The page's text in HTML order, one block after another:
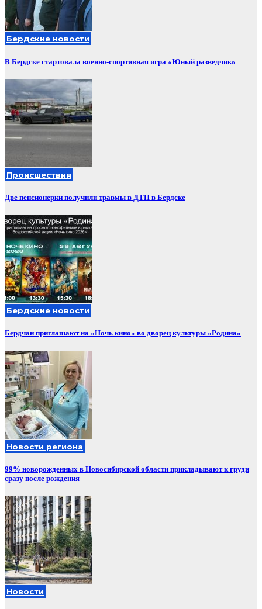
Бердские новости
В Бердске стартовала военно-спортивная игра «Юный разведчик»
Происшествия
Две пенсионерки получили травмы в ДТП в Бердске
Бердские новости
Бердчан приглашают на «Ночь кино» во дворец культуры «Родина»
Новости региона
99% новорожденных в Новосибирской области прикладывают к груди
сразу после рождения
Новости